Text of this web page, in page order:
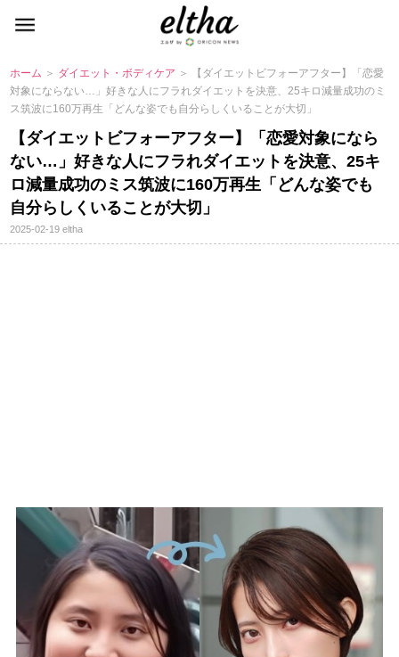
ホーム ＞ ダイエット・ボディケア ＞ 【ダイエットビフォーアフター】「恋愛
対象にならない…」好きな人にフラれダイエットを決意、25キロ減量成功のミ
ス筑波に160万再生「どんな姿でも自分らしくいることが大切」
【ダイエットビフォーアフター】「恋愛対象になら
ない…」好きな人にフラれダイエットを決意、25キ
ロ減量成功のミス筑波に160万再生「どんな姿でも
自分らしくいることが大切」
2025-02-19eltha